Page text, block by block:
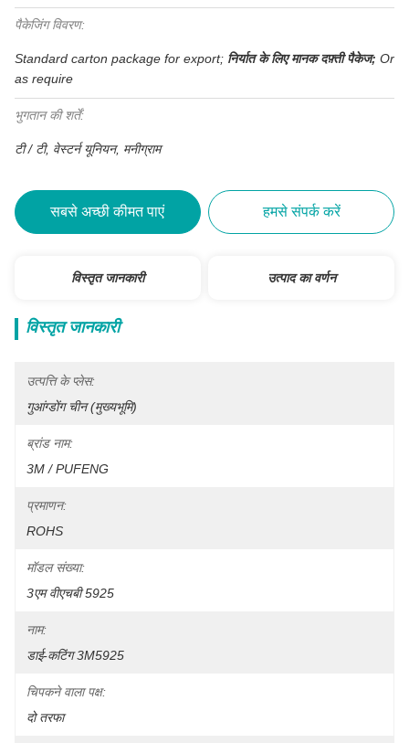
पैकेजिंग विवरण:
Standard carton package for export; निर्यात के लिए मानक दफ़्ती पैकेज; Or
as require
भुगतान की शर्तें:
टी / टी, वेस्टर्न यूनियन, मनीग्राम
सबसे अच्छी कीमत पाएं हमसे संपर्क करें
विस्तृत जानकारी उत्पाद का वर्णन
विस्तृत जानकारी
उत्पत्ति के प्लेस:
गुआंग्डोंग चीन (मुख्यभूमि)
ब्रांड नाम:
3M / PUFENG
प्रमाणन:
ROHS
मॉडल संख्या:
3एम वीएचबी 5925
नाम:
डाई-कटिंग 3M5925
चिपकने वाला पक्ष:
दो तरफा